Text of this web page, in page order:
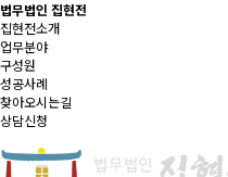
법무법인 집현전
집현전소개
업무분야
구성원
성공사례
찾아오시는길
상담신청